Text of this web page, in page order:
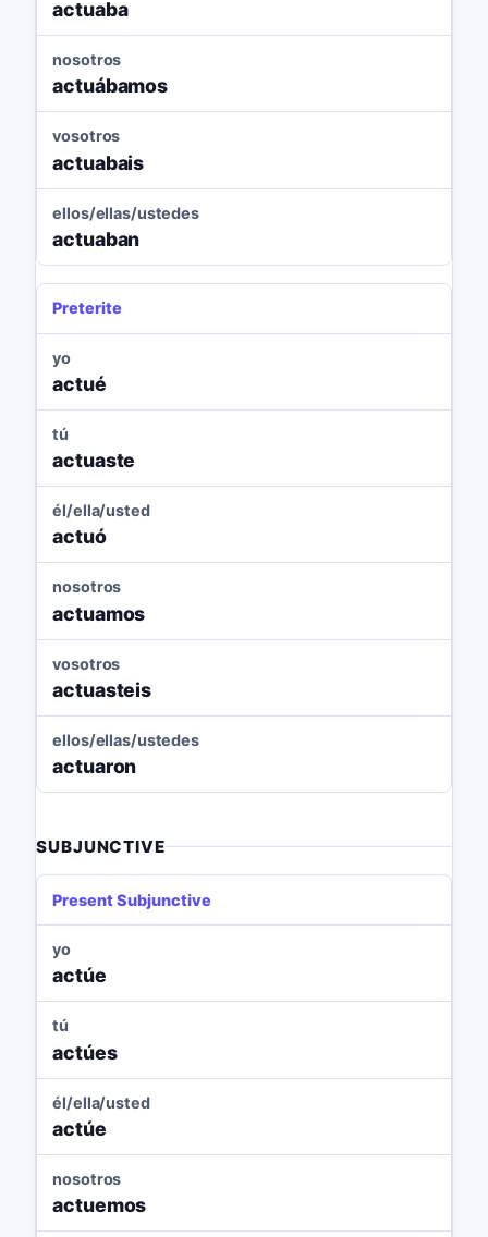
actuaba
nosotros
actuábamos
vosotros
actuabais
ellos/ellas/ustedes
actuaban
Preterite
yo
actué
tú
actuaste
él/ella/usted
actuó
nosotros
actuamos
vosotros
actuasteis
ellos/ellas/ustedes
actuaron
SUBJUNCTIVE
Present Subjunctive
yo
actúe
tú
actúes
él/ella/usted
actúe
nosotros
actuemos